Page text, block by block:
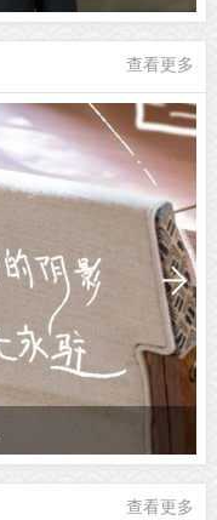
查看更多
查看更多